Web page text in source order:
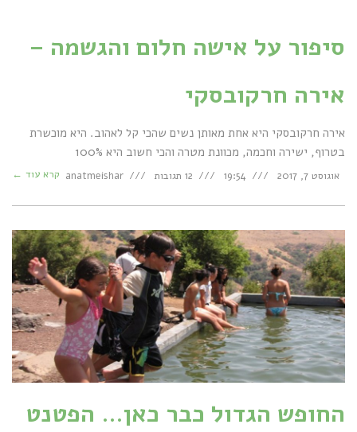
סיפור על אישה חלום והגשמה –
אירה חרקובסקי
אירה חרקובסקי היא אחת מאותן נשים שהכי קל לאהוב. היא מוכשרת
בטרוף, ישירה וחכמה, מכוונת מטרה והכי חשוב היא 100%
אוגוסט 7, 2017 19:54 12 תגובות anatmeishar קרא עוד ←
החופש הגדול כבר כאן… הפטנט